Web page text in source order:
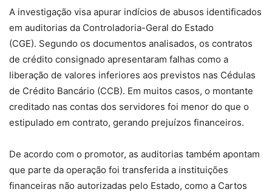
A investigação visa apurar indícios de abusos identificados
em auditorias da Controladoria-Geral do Estado
(CGE). Segundo os documentos analisados, os contratos
de crédito consignado apresentaram falhas como a
liberação de valores inferiores aos previstos nas Cédulas
de Crédito Bancário (CCB). Em muitos casos, o montante
creditado nas contas dos servidores foi menor do que o
estipulado em contrato, gerando prejuízos financeiros.
De acordo com o promotor, as auditorias também apontam
que parte da operação foi transferida a instituições
financeiras não autorizadas pelo Estado, como a Cartos